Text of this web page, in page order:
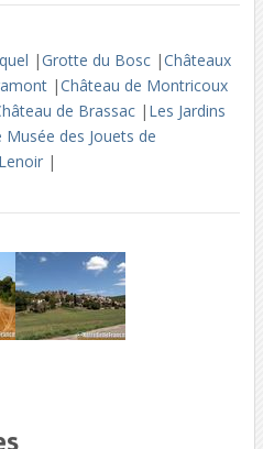
|Grotte du Bosc |Châteaux
|Château de Montricoux
de Brassac | Les Jardins
Musée des Jouets de
|